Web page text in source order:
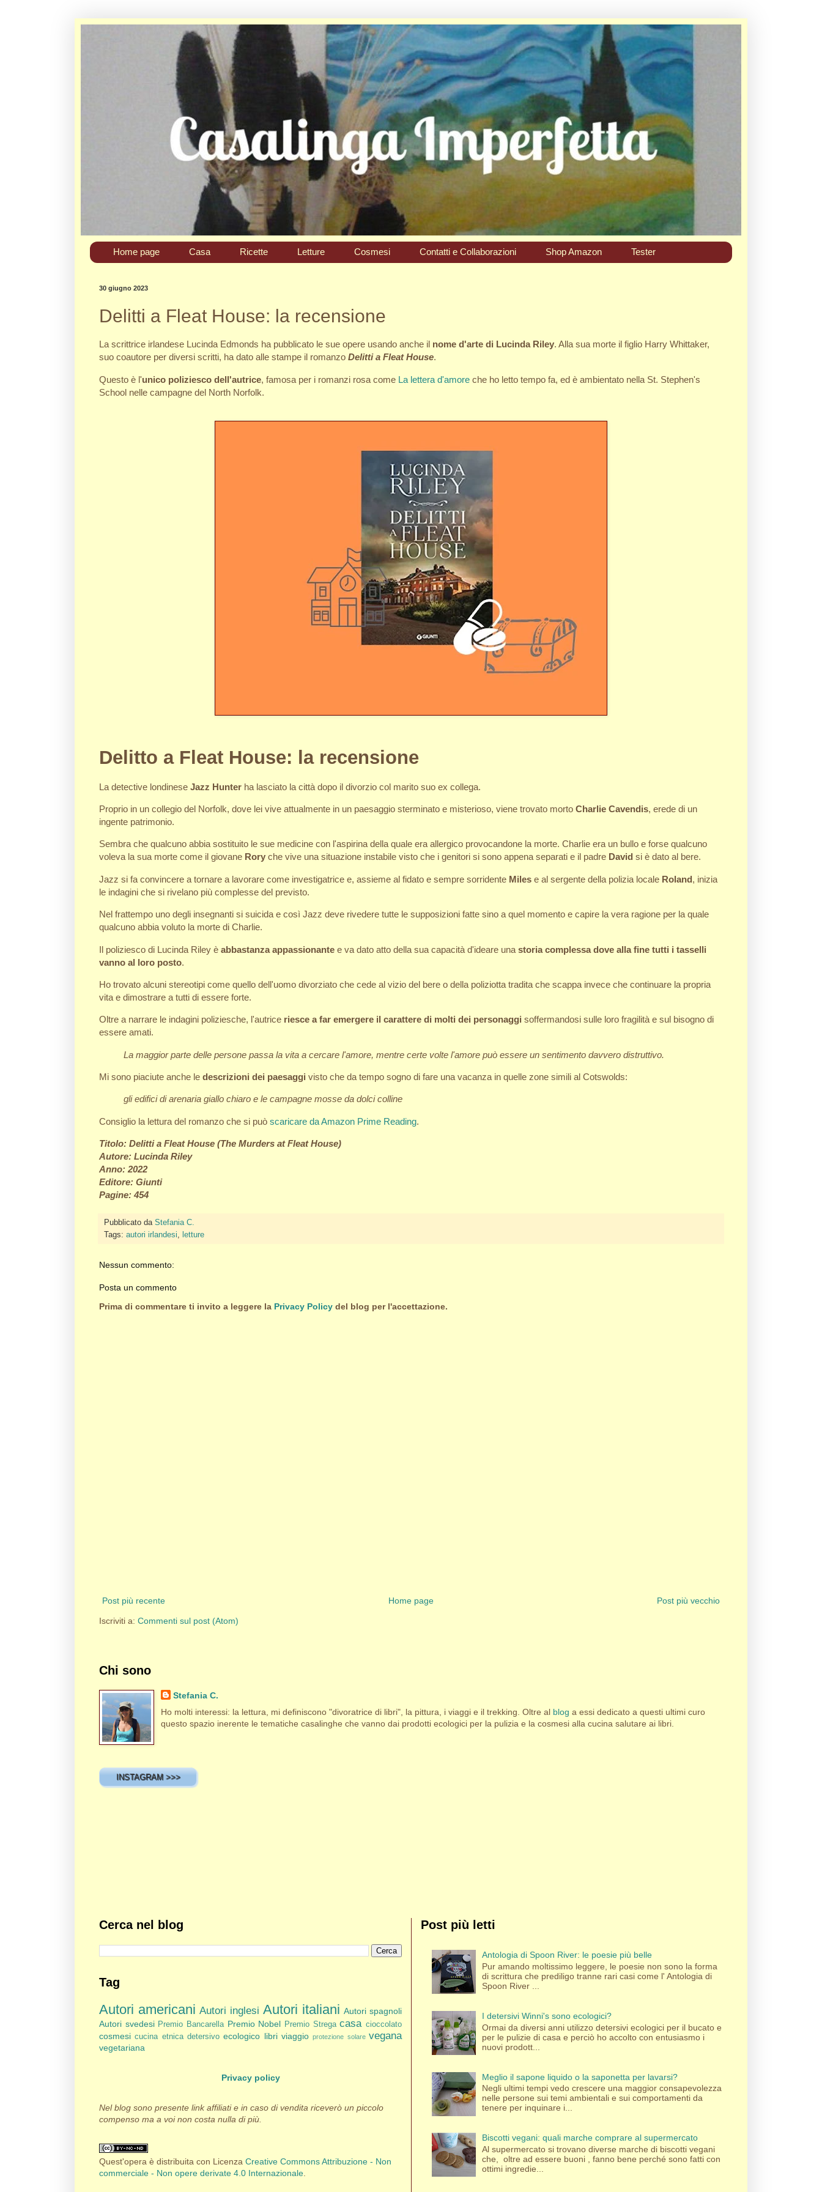
Home page Casa Ricette Letture Cosmesi Contatti e Collaborazioni Shop Amazon Tester
30 giugno 2023
Delitti a Fleat House: la recensione
La scrittrice irlandese Lucinda Edmonds ha pubblicato le sue opere usando anche il nome d'arte di Lucinda Riley. Alla sua morte il figlio Harry Whittaker,
suo coautore per diversi scritti, ha dato alle stampe il romanzo Delitti a Fleat House.
Questo è l'unico poliziesco dell'autrice, famosa per i romanzi rosa come La lettera d'amore che ho letto tempo fa, ed è ambientato nella St. Stephen's
School nelle campagne del North Norfolk.
Delitto a Fleat House: la recensione
La detective londinese Jazz Hunter ha lasciato la città dopo il divorzio col marito suo ex collega.
Proprio in un collegio del Norfolk, dove lei vive attualmente in un paesaggio sterminato e misterioso, viene trovato morto Charlie Cavendis, erede di un
ingente patrimonio.
Sembra che qualcuno abbia sostituito le sue medicine con l'aspirina della quale era allergico provocandone la morte. Charlie era un bullo e forse qualcuno
voleva la sua morte come il giovane Rory che vive una situazione instabile visto che i genitori si sono appena separati e il padre David si è dato al bere.
Jazz si fa convincere a tornare a lavorare come investigatrice e, assieme al fidato e sempre sorridente Miles e al sergente della polizia locale Roland, inizia
le indagini che si rivelano più complesse del previsto.
Nel frattempo uno degli insegnanti si suicida e così Jazz deve rivedere tutte le supposizioni fatte sino a quel momento e capire la vera ragione per la quale
qualcuno abbia voluto la morte di Charlie.
Il poliziesco di Lucinda Riley è abbastanza appassionante e va dato atto della sua capacità d'ideare una storia complessa dove alla fine tutti i tasselli
vanno al loro posto.
Ho trovato alcuni stereotipi come quello dell'uomo divorziato che cede al vizio del bere o della poliziotta tradita che scappa invece che continuare la propria
vita e dimostrare a tutti di essere forte.
Oltre a narrare le indagini poliziesche, l'autrice riesce a far emergere il carattere di molti dei personaggi soffermandosi sulle loro fragilità e sul bisogno di
essere amati.
La maggior parte delle persone passa la vita a cercare l'amore, mentre certe volte l'amore può essere un sentimento davvero distruttivo.
Mi sono piaciute anche le descrizioni dei paesaggi visto che da tempo sogno di fare una vacanza in quelle zone simili al Cotswolds:
gli edifici di arenaria giallo chiaro e le campagne mosse da dolci colline
Consiglio la lettura del romanzo che si può scaricare da Amazon Prime Reading.
Titolo: Delitti a Fleat House (The Murders at Fleat House)
Autore: Lucinda Riley
Anno: 2022
Editore: Giunti
Pagine: 454
Pubblicato da Stefania C.
Tags: autori irlandesi, letture
Nessun commento:
Posta un commento
Prima di commentare ti invito a leggere la Privacy Policy del blog per l'accettazione.
Post più recente Post più vecchio
Home page
Iscriviti a: Commenti sul post (Atom)
Chi sono
Stefania C.
Ho molti interessi: la lettura, mi definiscono "divoratrice di libri", la pittura, i viaggi e il trekking. Oltre al blog a essi dedicato a questi ultimi curo
questo spazio inerente le tematiche casalinghe che vanno dai prodotti ecologici per la pulizia e la cosmesi alla cucina salutare ai libri.
INSTAGRAM >>>
Cerca nel blog
Tag
Autori americani Autori inglesi Autori italiani Autori spagnoli
Autori svedesi Premio Bancarella Premio Nobel Premio Strega casa cioccolato
cosmesi cucina etnica detersivo ecologico libri viaggio protezione solare vegana
vegetariana
Privacy policy
Nel blog sono presente link affiliati e in caso di vendita riceverò un piccolo
compenso ma a voi non costa nulla di più.
Quest'opera è distribuita con Licenza Creative Commons Attribuzione - Non
commerciale - Non opere derivate 4.0 Internazionale
Post più letti
Antologia di Spoon River: le poesie più belle
Pur amando moltissimo leggere, le poesie non sono la forma
di scrittura che prediligo tranne rari casi come l' Antologia di
Spoon River ...
I detersivi Winni's sono ecologici?
Ormai da diversi anni utilizzo detersivi ecologici per il bucato e
per le pulizie di casa e perciò ho accolto con entusiasmo i
nuovi prodott...
Meglio il sapone liquido o la saponetta per lavarsi?
Negli ultimi tempi vedo crescere una maggior consapevolezza
nelle persone sui temi ambientali e sui comportamenti da
tenere per inquinare i...
Biscotti vegani: quali marche comprare al supermercato
Al supermercato si trovano diverse marche di biscotti vegani
che, oltre ad essere buoni , fanno bene perché sono fatti con
ottimi ingredie...